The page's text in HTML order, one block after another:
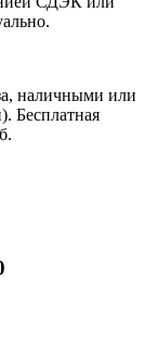
наличными или
Бесплатная